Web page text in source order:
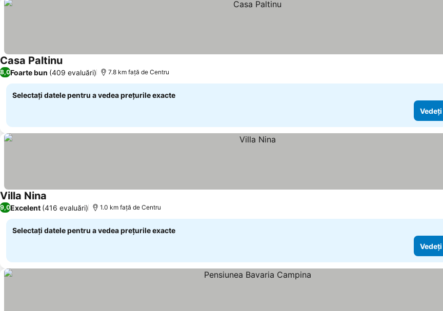
Casa Paltinu
8,0Foarte bun (409 evaluări) 7.8 km faţă de Centru
Selectați datele pentru a vedea prețurile exacte
Villa Nina
9,0Excelent (416 evaluări) 1.0 km faţă de Centru
Selectați datele pentru a vedea prețurile exacte